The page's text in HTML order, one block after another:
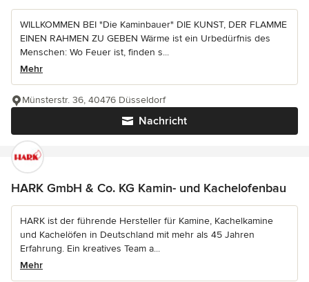
WILLKOMMEN BEI "Die Kaminbauer" DIE KUNST, DER FLAMME
EINEN RAHMEN ZU GEBEN Wärme ist ein Urbedürfnis des
Menschen: Wo Feuer ist, finden s...
Mehr
Nachricht
Münsterstr. 36, 40476 Düsseldorf
HARK GmbH & Co. KG Kamin- und Kachelofenbau
HARK ist der führende Hersteller für Kamine, Kachelkamine
und Kachelöfen in Deutschland mit mehr als 45 Jahren
Erfahrung. Ein kreatives Team a...
Mehr